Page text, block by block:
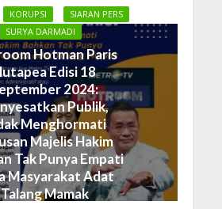
KORUPSI
SIARAN PERS
SURYA DARMADI
Hotman Paris
Edisi 18
2024:
Publik,
Menghormati
Majelis Hakim
Tak Punya Empati
Masyarakat Adat
Talang Mamak